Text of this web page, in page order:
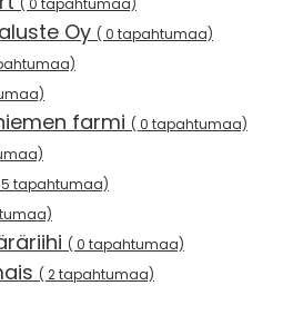
Oy ( 0 tapahtumaa)
farmi ( 0 tapahtumaa)
5 tapahtumaa)
( 0 tapahtumaa)
( 2 tapahtumaa)